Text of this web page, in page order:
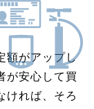
額がアップし
が安心して買
ければ、そろ